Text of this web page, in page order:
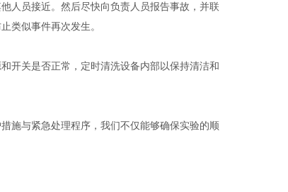
员接近。然后尽快向负责人员报告事故，并联
类似事件再次发生。
关是否正常，定时清洗设备内部以保持清洁和
与紧急处理程序，我们不仅能够确保实验的顺